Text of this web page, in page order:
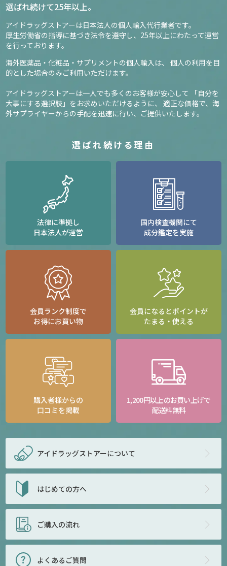
確認／選び直す
選ばれ続けて25年以上。
アイドラッグストアーは日本法人の個人輸入代行業者です。
厚生労働省の指導に基づき法令を遵守し、 25年以上にわたって運営
を行っております。
海外医薬品・化粧品・サプリメントの個人輸入は、 個人の利用を目
的とした場合のみご利用いただけます。
アイドラッグストアーは一人でも多くのお客様が安心して
「自分を
大事にする選択肢」をお求めいただけるように、 適正な価格で、海
外サプライヤーからの手配を迅速に行い、ご提供いたします。
選ばれ続ける理由
法律に準拠し
日本法人が運営
国内検査機関にて
成分鑑定を実施
会員ランク制度で
お得にお買い物
会員になるとポイントが
たまる・使える
購入者様からの
口コミを掲載
1,200円以上のお買い上げで
配送料無料
アイドラッグストアーについて
はじめての方へ
ご購入の流れ
よくあるご質問